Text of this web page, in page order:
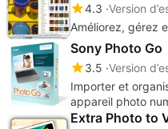
4.3 Version
Améliorez, gérez
Sony Photo Go
3.5 Version
Importer et
appareil photo
Extra Photo to